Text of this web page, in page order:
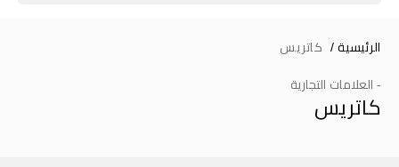
الرئيسية / كاتريس
- العلامات التجارية
كاتريس